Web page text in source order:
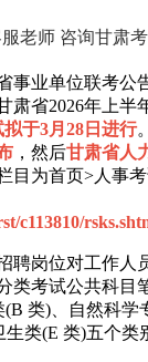
老师 咨询甘肃
业单位联考公
肃省2026年上半
于3月28日进行
，然后甘肃省人
目为首页>人事
c113810/
岗位对工作人
类考试公共科目
类)、自然科学
类(E 类)五个类